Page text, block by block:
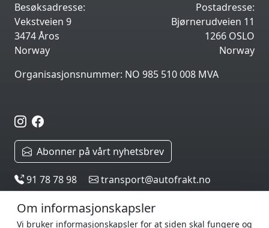
Besøksadresse:
Vekstveien 9
3474 Åros
Norway
Postadresse:
Bjørnerudveien 11
1266 OSLO
Norway
Organisasjonsnummer: NO 985 510 008 MVA
Abonner på vårt nyhetsbrev
91 78 78 98 transport@autofrakt.no
Om informasjonskapsler
Vi bruker informasjonskapsler for at siden skal fungere og